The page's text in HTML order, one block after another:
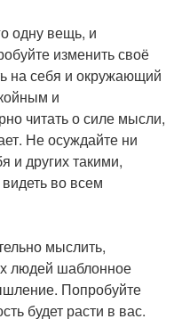
одну вещь, и
изменить своё
на себя и окружающий
и
читать о силе мысли,
Не осуждайте ни
и других такими,
во всем
мыслить,
людей шаблонное
Попробуйте
будет расти в вас.